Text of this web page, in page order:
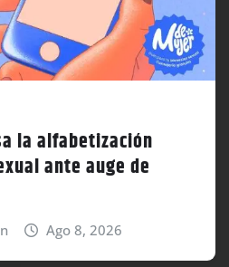
la alfabetización
ante auge de
Ago 8, 2026